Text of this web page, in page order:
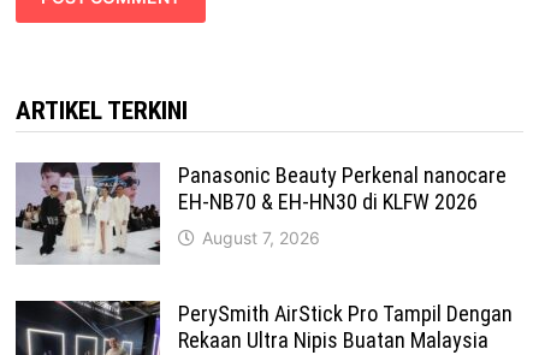
ARTIKEL TERKINI
Panasonic Beauty Perkenal nanocare
EH-NB70 & EH-HN30 di KLFW 2026
August 7, 2026
PerySmith AirStick Pro Tampil Dengan
Rekaan Ultra Nipis Buatan Malaysia